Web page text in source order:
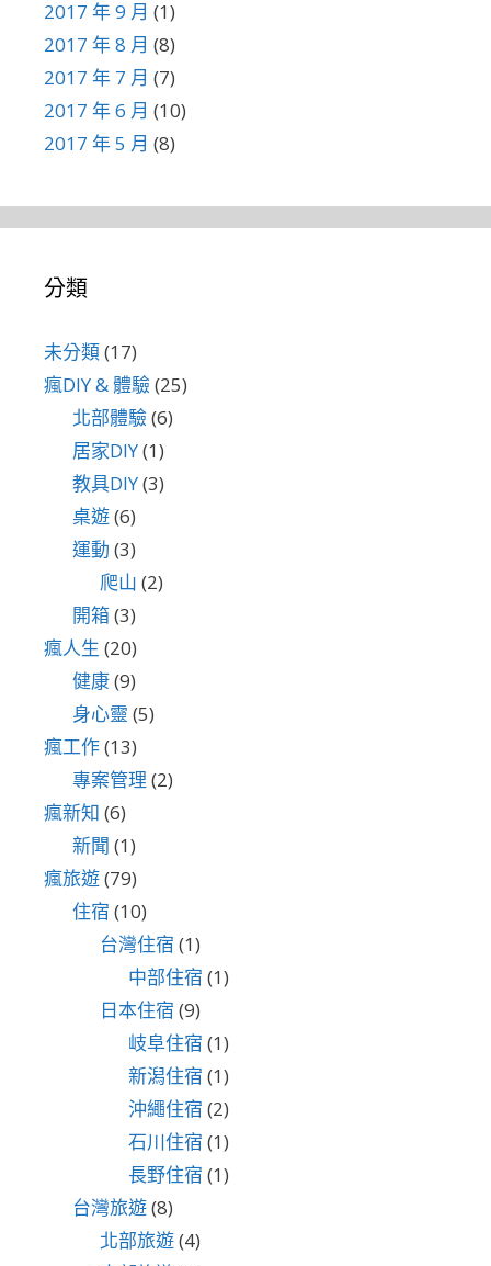
2017 年 9 月 (1)
2017 年 8 月 (8)
2017 年 7 月 (7)
2017 年 6 月 (10)
2017 年 5 月 (8)
分類
未分類(17)
瘋DIY & 體驗(25)
北部體驗(6)
居家DIY(1)
教具DIY(3)
桌遊(6)
運動 (3)
爬山 (2)
開箱(3)
瘋人生 (20)
健康(9)
身心靈 (5)
瘋工作(13)
專案管理 (2)
瘋新知 (6)
新聞 (1)
瘋旅遊(79)
住宿 (10)
台灣住宿 (1)
中部住宿 (1)
日本住宿 (9)
岐阜住宿 (1)
新潟住宿 (1)
沖繩住宿 (2)
石川住宿 (1)
長野住宿 (1)
台灣旅遊(8)
北部旅遊(4)